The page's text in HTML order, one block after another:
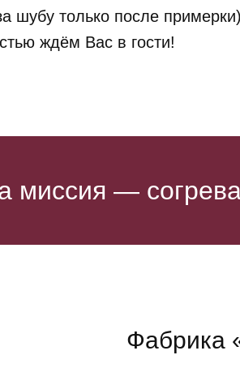
шубу только после
ждём Вас в гости!
миссия —
Фабрика